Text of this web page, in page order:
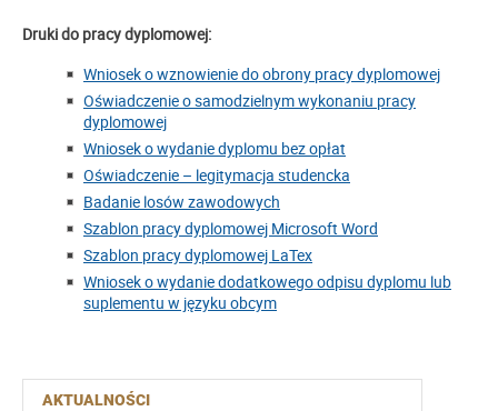
AKTUALNOŚCI
Druki do pracy dyplomowej:
Wniosek o wznowienie do obrony pracy dyplomowej
Oświadczenie o samodzielnym wykonaniu pracy
dyplomowej
Wniosek o wydanie dyplomu bez opłat
Oświadczenie – legitymacja studencka
Badanie losów zawodowych
Szablon pracy dyplomowej Microsoft Word
Szablon pracy dyplomowej LaTex
Wniosek o wydanie dodatkowego odpisu dyplomu lub
suplementu w języku obcym